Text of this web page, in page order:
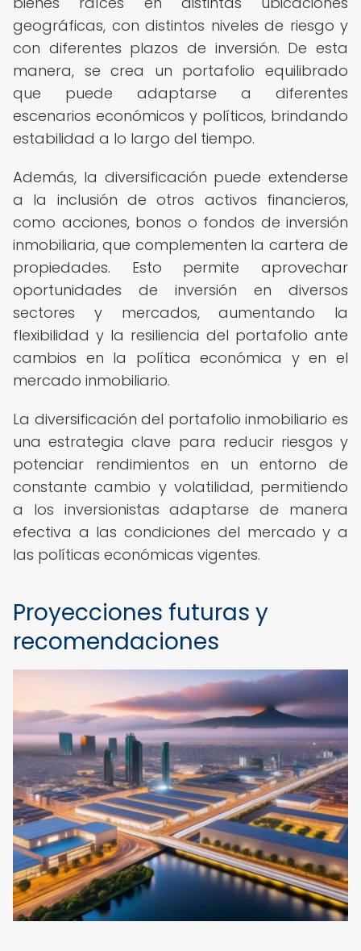
geográficas, con distintos niveles de riesgo y
con diferentes plazos de inversión. De esta
manera, se crea un portafolio equilibrado
que puede adaptarse a diferentes
escenarios económicos y políticos, brindando
estabilidad a lo largo del tiempo.
Además, la diversificación puede extenderse
a la inclusión de otros activos financieros,
como acciones, bonos o fondos de inversión
inmobiliaria, que complementen la cartera de
propiedades. Esto permite aprovechar
oportunidades de inversión en diversos
sectores y mercados, aumentando la
flexibilidad y la resiliencia del portafolio ante
cambios en la política económica y en el
mercado inmobiliario.
La diversificación del portafolio inmobiliario es
una estrategia clave para reducir riesgos y
potenciar rendimientos en un entorno de
constante cambio y volatilidad, permitiendo
a los inversionistas adaptarse de manera
efectiva a las condiciones del mercado y a
las políticas económicas vigentes.
Proyecciones futuras y
recomendaciones